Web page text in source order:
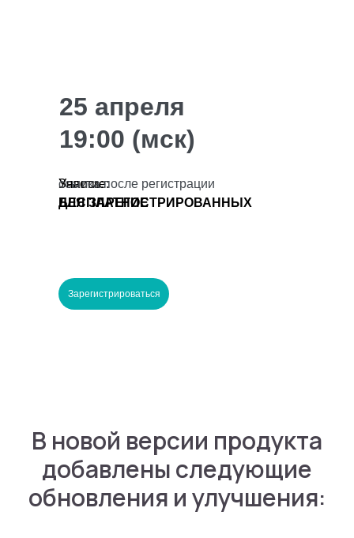
ссылка после регистрации
25 апреля
19:00 (мск)
Участие:
БЕСПЛАТНОЕ
Зарегистрироваться
Запись:
ДЛЯ ЗАРЕГИСТРИРОВАННЫХ
В новой версии продукта
добавлены следующие
обновления и улучшения: